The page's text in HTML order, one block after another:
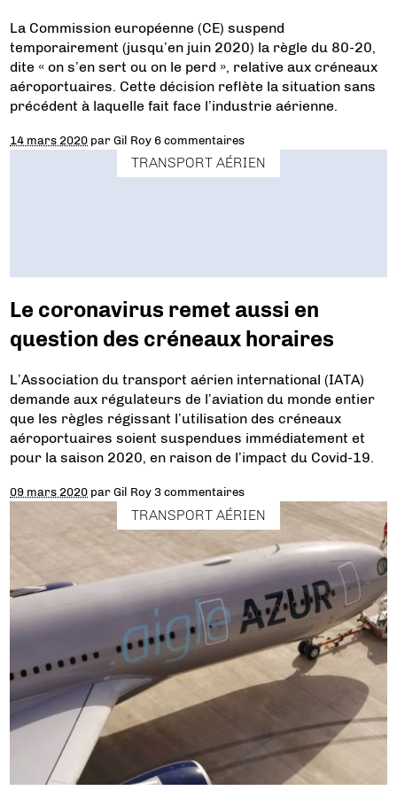
La Commission européenne (CE) suspend
temporairement (jusqu’en juin 2020) la règle du 80-20,
dite « on s’en sert ou on le perd », relative aux créneaux
aéroportuaires. Cette décision reflète la situation sans
précédent à laquelle fait face l’industrie aérienne.
14 mars 2020 parGil Roy 6 commentaires
TRANSPORT AÉRIEN
Le coronavirus remet aussi en
question des créneaux horaires
L’Association du transport aérien international (IATA)
demande aux régulateurs de l’aviation du monde entier
que les règles régissant l’utilisation des créneaux
aéroportuaires soient suspendues immédiatement et
pour la saison 2020, en raison de l’impact du Covid-19.
09 mars 2020 parGil Roy 3 commentaires
TRANSPORT AÉRIEN